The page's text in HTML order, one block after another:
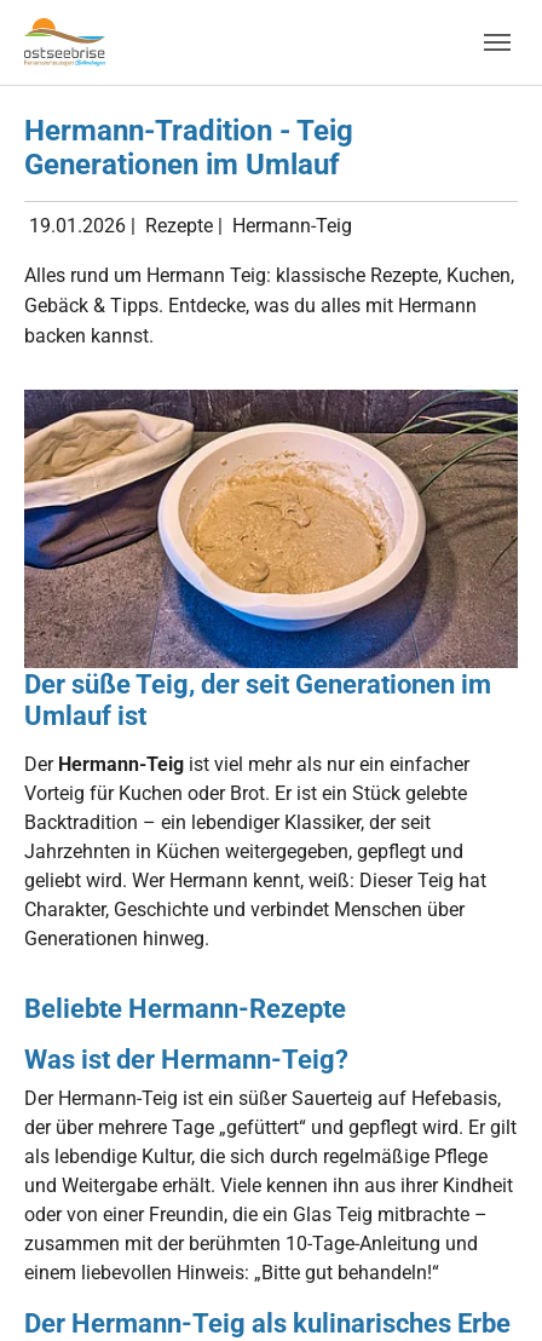
Skip to main navigation
Zum Hauptinhalt springen
Skip to page footer
Hermann-Tradition - Teig
Generationen im Umlauf
19.01.2026 | Rezepte | Hermann-Teig
Alles rund um Hermann Teig: klassische Rezepte, Kuchen,
Gebäck & Tipps. Entdecke, was du alles mit Hermann
backen kannst.
Show larger version for:
Der süße Teig, der seit Generationen im
Umlauf ist
Der Hermann-Teig ist viel mehr als nur ein einfacher
Vorteig für Kuchen oder Brot. Er ist ein Stück gelebte
Backtradition – ein lebendiger Klassiker, der seit
Jahrzehnten in Küchen weitergegeben, gepflegt und
geliebt wird. Wer Hermann kennt, weiß: Dieser Teig hat
Charakter, Geschichte und verbindet Menschen über
Generationen hinweg.
Beliebte Hermann-Rezepte
Was ist der Hermann-Teig?
Der Hermann-Teig ist ein süßer Sauerteig auf Hefebasis,
der über mehrere Tage „gefüttert“ und gepflegt wird. Er gilt
als lebendige Kultur, die sich durch regelmäßige Pflege
und Weitergabe erhält. Viele kennen ihn aus ihrer Kindheit
oder von einer Freundin, die ein Glas Teig mitbrachte –
zusammen mit der berühmten 10-Tage-Anleitung und
einem liebevollen Hinweis: „Bitte gut behandeln!“
Der Hermann-Teig als kulinarisches Erbe